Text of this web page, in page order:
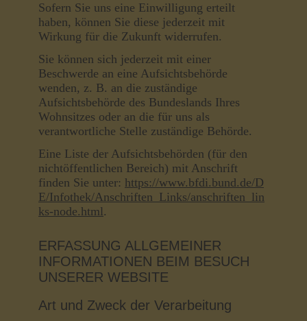
Sofern Sie uns eine Einwilligung erteilt
haben, können Sie diese jederzeit mit
Wirkung für die Zukunft widerrufen.
Sie können sich jederzeit mit einer
Beschwerde an eine Aufsichtsbehörde
wenden, z. B. an die zuständige
Aufsichtsbehörde des Bundeslands Ihres
Wohnsitzes oder an die für uns als
verantwortliche Stelle zuständige Behörde.
Eine Liste der Aufsichtsbehörden (für den
nichtöffentlichen Bereich) mit Anschrift
finden Sie unter: https://www.bfdi.bund.de/D
E/Infothek/Anschriften_Links/anschriften_lin
ks-node.html.
ERFASSUNG ALLGEMEINER
INFORMATIONEN BEIM BESUCH
UNSERER WEBSITE
Art und Zweck der Verarbeitung